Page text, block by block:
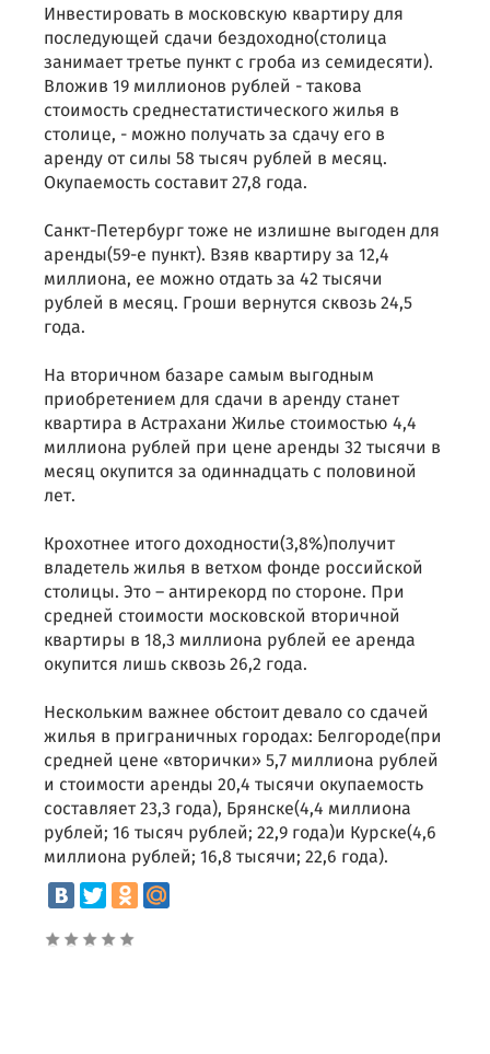
Инвестировать в московскую квартиру для
последующей сдачи бездоходно(столица
занимает третье пункт с гроба из семидесяти).
Вложив 19 миллионов рублей - такова
стоимость среднестатистического жилья в
столице, - можно получать за сдачу его в
аренду от силы 58 тысяч рублей в месяц.
Окупаемость составит 27,8 года.
Санкт-Петербург тоже не излишне выгоден для
аренды(59-е пункт). Взяв квартиру за 12,4
миллиона, ее можно отдать за 42 тысячи
рублей в месяц. Гроши вернутся сквозь 24,5
года.
На вторичном базаре самым выгодным
приобретением для сдачи в аренду станет
квартира в Астрахани Жилье стоимостью 4,4
миллиона рублей при цене аренды 32 тысячи в
месяц окупится за одиннадцать с половиной
лет.
Крохотнее итого доходности(3,8%)получит
владетель жилья в ветхом фонде российской
столицы. Это – антирекорд по стороне. При
средней стоимости московской вторичной
квартиры в 18,3 миллиона рублей ее аренда
окупится лишь сквозь 26,2 года.
Нескольким важнее обстоит девало со сдачей
жилья в приграничных городах: Белгороде(при
средней цене «вторички» 5,7 миллиона рублей
и стоимости аренды 20,4 тысячи окупаемость
составляет 23,3 года), Брянске(4,4 миллиона
рублей; 16 тысяч рублей; 22,9 года)и Курске(4,6
миллиона рублей; 16,8 тысячи; 22,6 года).